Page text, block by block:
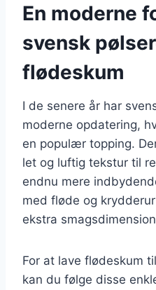
En moderne
svensk
flødeskum
I de senere år har
moderne opdatering,
en populær topping.
let og luftig tekstur til
endnu mere
med fløde og
ekstra
For at lave flødeskum
kan du følge disse